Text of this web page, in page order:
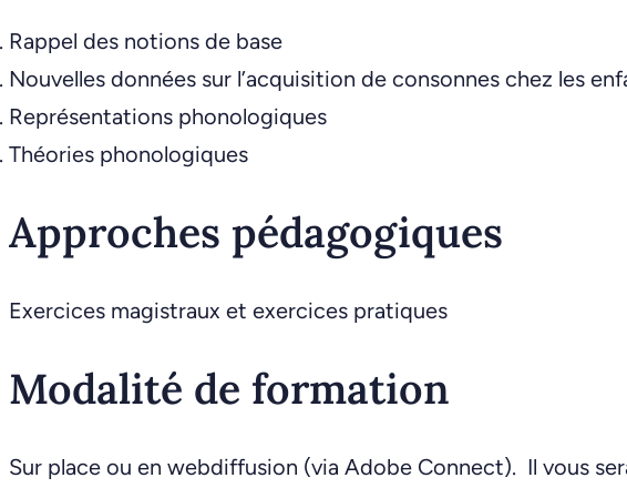
Rappel des notions de base
Nouvelles données sur l’acquisition de consonnes chez les
Représentations phonologiques
Théories phonologiques
Approches pédagogiques
Exercices magistraux et exercices pratiques
Modalité de formation
Sur place ou en webdiffusion (via Adobe Connect). Il vous